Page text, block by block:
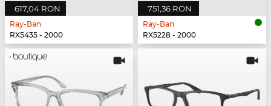
617,04 RON
Ray-Ban
RX5435 - 2000
751,36 RON
Ray-Ban
RX5228 - 2000